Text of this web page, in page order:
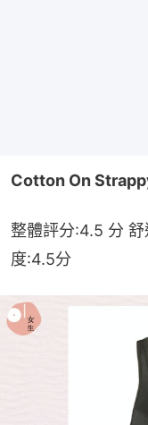
Cotton On
整體評分:4.5 分
度:4.5分